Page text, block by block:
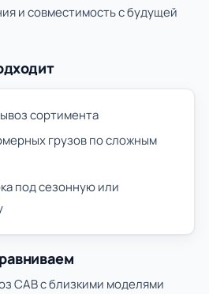
и совместимость с будущей
сортимента
грузов по сложным
под сезонную или
САВ с близкими моделями